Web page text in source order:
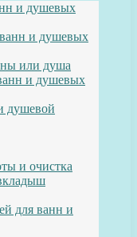
и душевых
и душевых
или душа
и душевых
душевой
и очистка
для ванн и